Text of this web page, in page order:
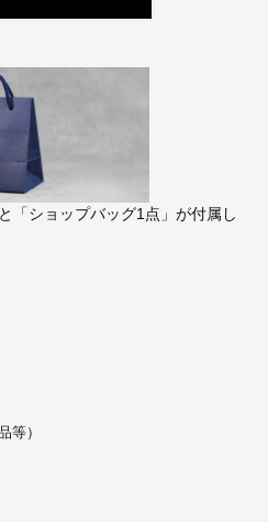
「ショップバッグ1点」が付属し
等）